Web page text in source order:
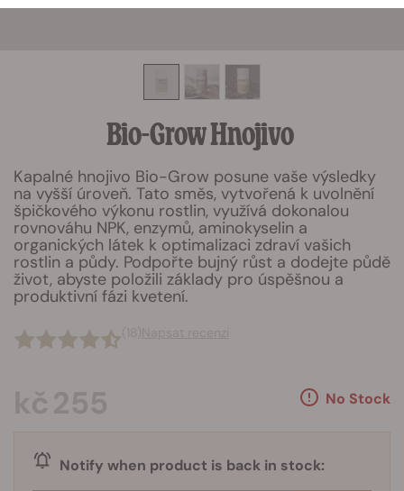
Bio-Grow Hnojivo
Kapalné hnojivo Bio-Grow posune vaše výsledky
na vyšší úroveň. Tato směs, vytvořená k uvolnění
špičkového výkonu rostlin, využívá dokonalou
rovnováhu NPK, enzymů, aminokyselin a
organických látek k optimalizaci zdraví vašich
rostlin a půdy. Podpořte bujný růst a dodejte půdě
život, abyste položili základy pro úspěšnou a
produktivní fázi kvetení.
No Stock
Notify when product is back in stock: